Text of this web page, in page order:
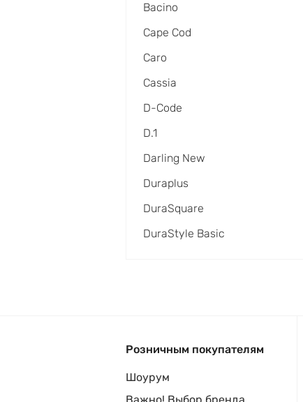
Bacino
Cape Cod
Caro
Cassia
D-Code
D.1
Darling New
Duraplus
DuraSquare
DuraStyle Basic
Розничным покупателям
Шоурум